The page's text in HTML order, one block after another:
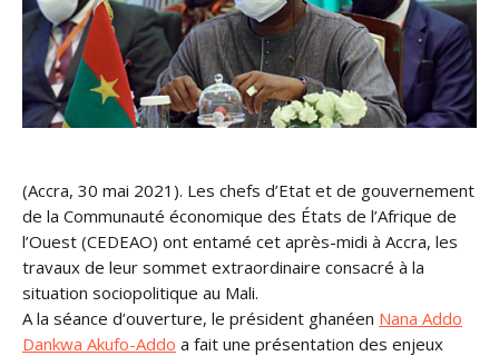
(Accra, 30 mai 2021). Les chefs d’Etat et de gouvernement
de la Communauté économique des États de l’Afrique de
l’Ouest (CEDEAO) ont entamé cet après-midi à Accra, les
travaux de leur sommet extraordinaire consacré à la
situation sociopolitique au Mali.
A la séance d’ouverture, le président ghanéen Nana Addo
Dankwa Akufo-Addo a fait une présentation des enjeux